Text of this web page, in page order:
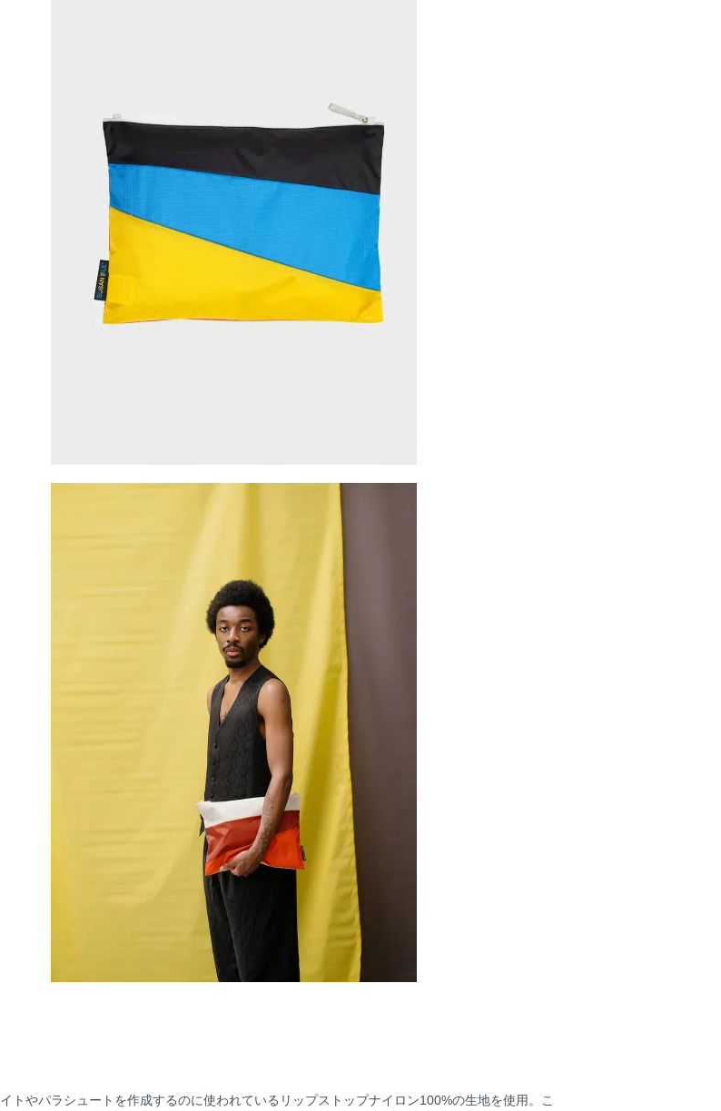
トやパラシュートを作成するのに使われているリップストップナイロン100%の生地を使用。こ